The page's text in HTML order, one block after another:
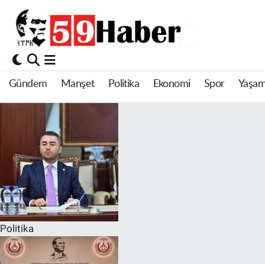
Gündem Manşet Politika Ekonomi Spor
Politika